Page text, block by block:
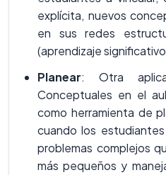
explícita, nuevos
en sus redes
(aprendizaje
Planear: Otra
Conceptuales en el
como herramienta de
cuando los
problemas complejos
más pequeños y